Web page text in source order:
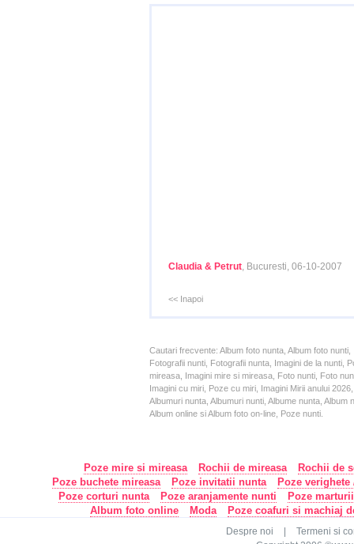
Claudia & Petrut, Bucuresti, 06-10-2007
<< Inapoi
Cautari frecvente: Album foto nunta, Album foto
Fotografii nunti, Fotografii nunta, Imagini de la nunti,
mireasa, Imagini mire si mireasa, Foto nunti, Foto
Imagini cu miri, Poze cu miri, Imagini Mirii anului
Albumuri nunta, Albumuri nunti, Albume nunta,
Album online si Album foto on-line, Poze nunti.
Poze mire si mireasa Rochii de mireasa
Rochii de
Poze buchete mireasa
Poze invitatii nunta
Poze
Poze corturi nunta
Poze aranjamente nunti
Poze
Album foto online
Moda Poze coafuri si machiaj
Despre noi
Termeni si